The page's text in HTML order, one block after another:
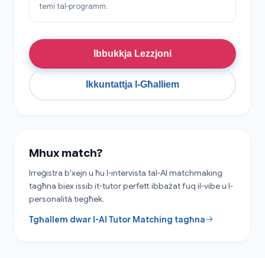
temi tal-programm.
Ibbukkja Lezzjoni
Ikkuntattja l-Għalliem
Mhux match?
Irreġistra b'xejn u ħu l-intervista tal-AI matchmaking
tagħna biex issib it-tutor perfett ibbażat fuq il-vibe u l-
personalità tiegħek.
Tgħallem dwar l-AI Tutor Matching tagħna